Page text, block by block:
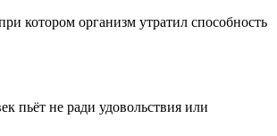
котором организм утратил способность
пьёт не ради удовольствия или